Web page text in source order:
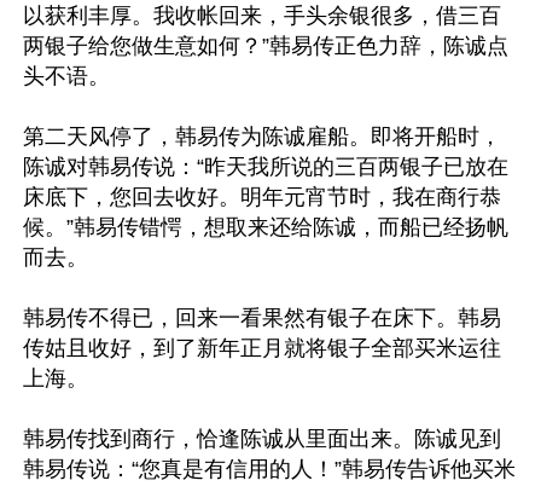
以获利丰厚。我收帐回来，手头余银很多，借三百
两银子给您做生意如何？”韩易传正色力辞，陈诚点
头不语。
第二天风停了，韩易传为陈诚雇船。即将开船时，
陈诚对韩易传说：“昨天我所说的三百两银子已放在
床底下，您回去收好。明年元宵节时，我在商行恭
候。”韩易传错愕，想取来还给陈诚，而船已经扬帆
而去。
韩易传不得已，回来一看果然有银子在床下。韩易
传姑且收好，到了新年正月就将银子全部买米运往
上海。
韩易传找到商行，恰逢陈诚从里面出来。陈诚见到
韩易传说：“您真是有信用的人！”韩易传告诉他买米